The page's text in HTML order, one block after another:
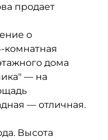
продает
о
комнатная
дома
— на
— отличная.
Высота